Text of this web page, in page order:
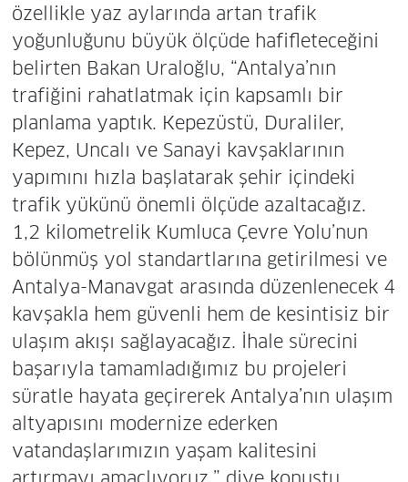
özellikle yaz aylarında artan trafik
yoğunluğunu büyük ölçüde hafifleteceğini
belirten Bakan Uraloğlu, “Antalya’nın
trafiğini rahatlatmak için kapsamlı bir
planlama yaptık. Kepezüstü, Duraliler,
Kepez, Uncalı ve Sanayi kavşaklarının
yapımını hızla başlatarak şehir içindeki
trafik yükünü önemli ölçüde azaltacağız.
1,2 kilometrelik Kumluca Çevre Yolu’nun
bölünmüş yol standartlarına getirilmesi ve
Antalya-Manavgat arasında düzenlenecek 4
kavşakla hem güvenli hem de kesintisiz bir
ulaşım akışı sağlayacağız. İhale sürecini
başarıyla tamamladığımız bu projeleri
süratle hayata geçirerek Antalya’nın ulaşım
altyapısını modernize ederken
vatandaşlarımızın yaşam kalitesini